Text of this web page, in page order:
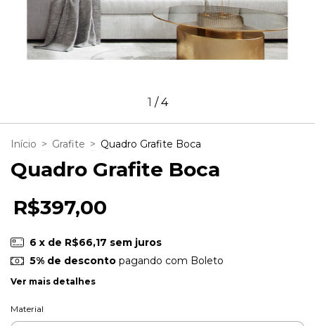
1 /4
Início > Grafite > Quadro Grafite Boca
Quadro Grafite Boca
R$397,00
6 x de R$66,17 sem juros
5% de descontopagando com Boleto
Ver mais detalhes
Material